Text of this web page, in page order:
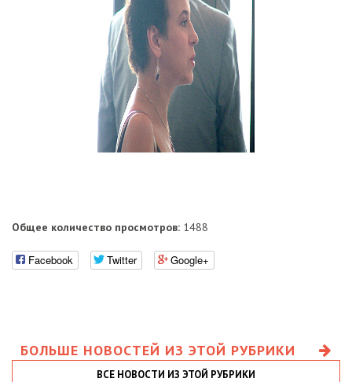
Общее количество просмотров: 1488
Facebook Twitter Google+
БОЛЬШЕ НОВОСТЕЙ ИЗ ЭТОЙ РУБРИКИ
ВСЕ НОВОСТИ ИЗ ЭТОЙ РУБРИКИ